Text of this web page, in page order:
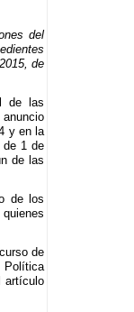
del
de
de las
y en la
de 1 de
de las
de los
de
Política
artículo